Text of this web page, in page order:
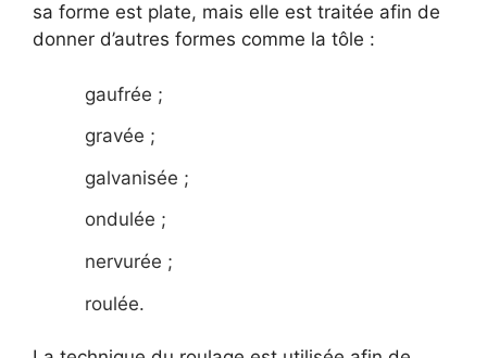
sa forme est plate, mais elle est traitée afin de
donner d’autres formes comme la tôle :
gaufrée ;
gravée ;
galvanisée ;
ondulée ;
nervurée ;
roulée.